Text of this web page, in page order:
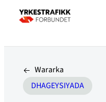
Wararka
DHAGEYSIYADA